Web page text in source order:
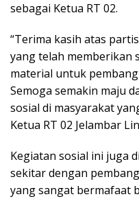
sebagai Ketua RT 02.
“Terima kasih atas
yang telah memberikan
material untuk
Semoga semakin maju
sosial di masyarakat
Ketua RT 02 Jelambar
Kegiatan sosial ini juga
sekitar dengan
yang sangat bermafaat